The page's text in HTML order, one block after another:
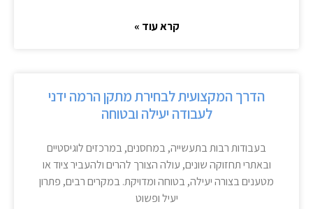
קרא עוד »
הדרך המקצועית לבחירת מתקן הרמה ידני
לעבודה יעילה ובטוחה
בעבודות רבות בתעשייה, במחסנים, במרכזים לוגיסטיים
ובאתרי תחזוקה שונים, עולה הצורך להרים ולהעביר ציוד או
מטענים בצורה יעילה, בטוחה ומדויקת. במקרים רבים, פתרון
יעיל ופשוט